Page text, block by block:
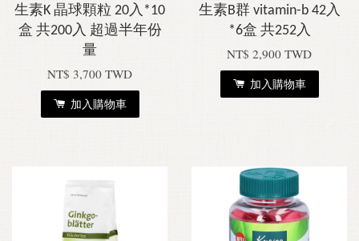
生素K 晶球顆粒 20入*10
盒 共200入 超過半年份
量
NT$ 3,700 TWD
加入購物車
生素B群 vitamin-b 42入
*6盒 共252入
NT$ 2,900 TWD
加入購物車